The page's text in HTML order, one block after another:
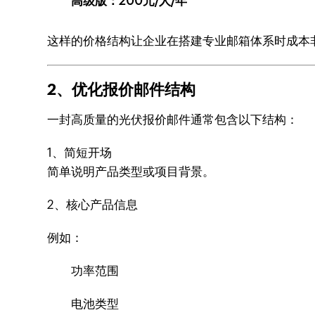
这样的价格结构让企业在搭建专业邮箱体系时成本
2、优化报价邮件结构
一封高质量的光伏报价邮件通常包含以下结构：
1、简短开场
简单说明产品类型或项目背景。
2、核心产品信息
例如：
功率范围
电池类型